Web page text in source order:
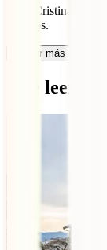
Hola Cristina, ¿es
Saludos.
Cargar más
Qué leer a